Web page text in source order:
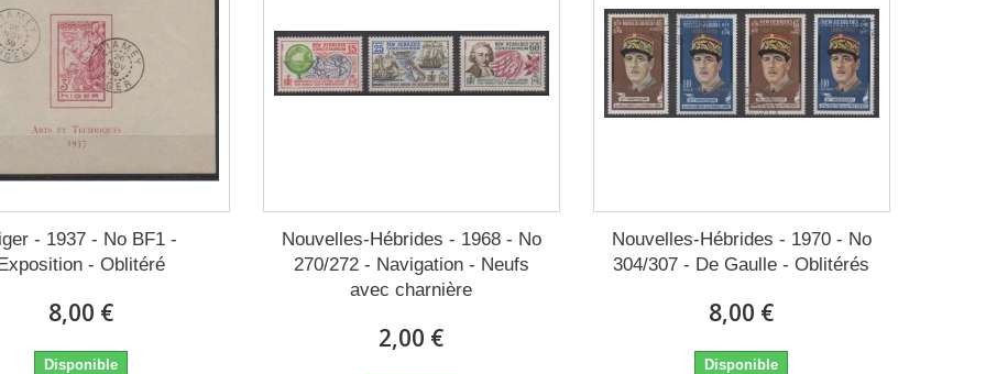
- 1937 - No BF1 -
- Oblitéré
8,00 €
Disponible
Nouvelles-Hébrides - 1968 - No
270/272 - Navigation - Neufs
avec charnière
2,00 €
Nouvelles-Hébrides - 1970 - No
304/307 - De Gaulle - Oblitérés
8,00 €
Disponible